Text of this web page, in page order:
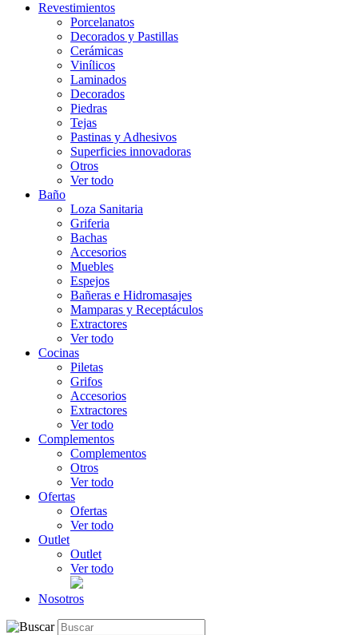
Revestimientos
Porcelanatos
Decorados y Pastillas
Cerámicas
Vinílicos
Laminados
Decorados
Piedras
Tejas
Pastinas y Adhesivos
Superficies innovadoras
Otros
Ver todo
Baño
Loza Sanitaria
Griferia
Bachas
Accesorios
Muebles
Espejos
Bañeras e Hidromasajes
Mamparas y Receptáculos
Extractores
Ver todo
Cocinas
Piletas
Grifos
Accesorios
Extractores
Ver todo
Complementos
Complementos
Otros
Ver todo
Ofertas
Ofertas
Ver todo
Outlet
Outlet
Ver todo
Nosotros